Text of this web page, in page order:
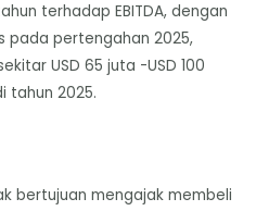
terhadap EBITDA, dengan
pada pertengahan 2025,
USD 65 juta -USD 100
tahun 2025.
bertujuan mengajak membeli